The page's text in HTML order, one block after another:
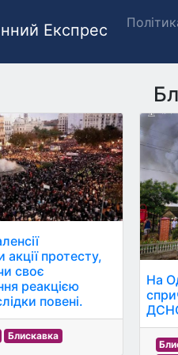
Експрес
акції протесту,
своє
реакцією
повені.
Блискавка
На